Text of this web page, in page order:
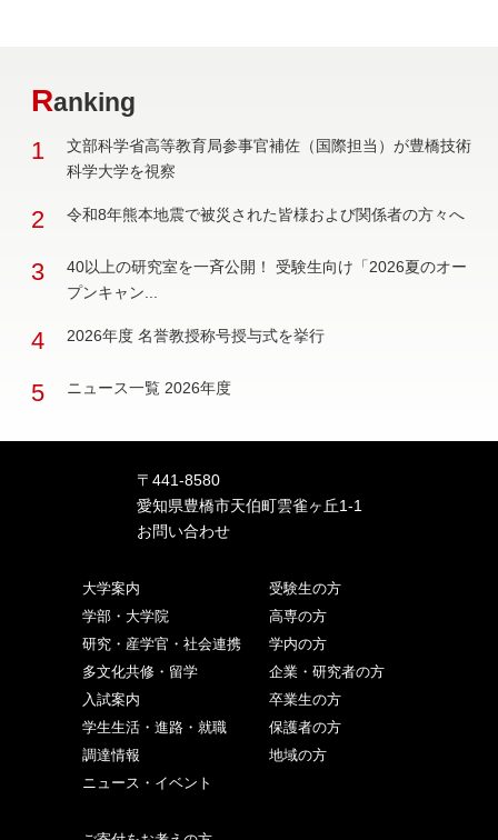
Ranking
1
文部科学省高等教育局参事官補佐（国際担当）が豊橋技術
科学大学を視察
2 令和8年熊本地震で被災された皆様および関係者の方々へ
3
40以上の研究室を一斉公開！ 受験生向け「2026夏のオー
プンキャン...
4 2026年度 名誉教授称号授与式を挙行
5 ニュース一覧 2026年度
〒441-8580
愛知県豊橋市天伯町雲雀ヶ丘1-1
お問い合わせ
大学案内
学部・大学院
研究・産学官・社会連携
多文化共修・留学
入試案内
学生生活・進路・就職
調達情報
ニュース・イベント
受験生の方
高専の方
学内の方
企業・研究者の方
卒業生の方
保護者の方
地域の方